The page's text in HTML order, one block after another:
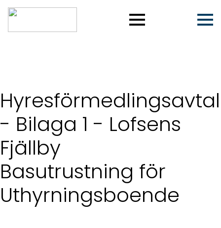
Hyresförmedlingsavtal
- Bilaga 1 - Lofsens
Fjällby
Basutrustning för
Uthyrningsboende